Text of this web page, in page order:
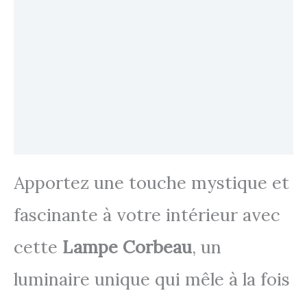
Apportez une touche mystique et
fascinante à votre intérieur avec
cette Lampe Corbeau, un
luminaire unique qui mêle à la fois